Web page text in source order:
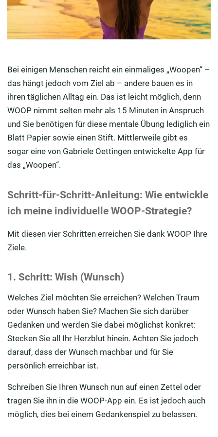
Bei einigen Menschen reicht ein einmaliges „Woopen“ –
das hängt jedoch vom Ziel ab – andere bauen es in
ihren täglichen Alltag ein. Das ist leicht möglich, denn
WOOP nimmt selten mehr als 15 Minuten in Anspruch
und Sie benötigen für diese mentale Übung lediglich ein
Blatt Papier sowie einen Stift. Mittlerweile gibt es
sogar eine von Gabriele Oettingen entwickelte App für
das „Woopen“.
Schritt-für-Schritt-Anleitung: Wie entwickle
ich meine individuelle WOOP-Strategie?
Mit diesen vier Schritten erreichen Sie dank WOOP Ihre
Ziele.
1. Schritt: Wish (Wunsch)
Welches Ziel möchten Sie erreichen? Welchen Traum
oder Wunsch haben Sie? Machen Sie sich darüber
Gedanken und werden Sie dabei möglichst konkret:
Stecken Sie all Ihr Herzblut hinein. Achten Sie jedoch
darauf, dass der Wunsch machbar und für Sie
persönlich erreichbar ist.
Schreiben Sie Ihren Wunsch nun auf einen Zettel oder
tragen Sie ihn in die WOOP-App ein. Es ist jedoch auch
möglich, dies bei einem Gedankenspiel zu belassen.